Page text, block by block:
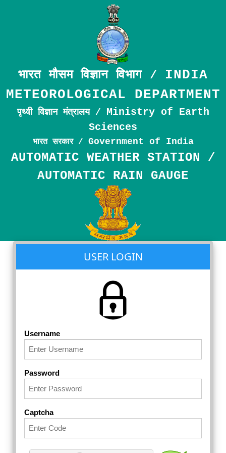
भारत मौसम विज्ञान विभाग / INDIA
METEOROLOGICAL DEPARTMENT
पृथ्वी विज्ञान मंत्रालय / Ministry of Earth
Sciences
भारत सरकार / Government of India
AUTOMATIC WEATHER STATION /
AUTOMATIC RAIN GAUGE
USER LOGIN
Username
Password
Captcha